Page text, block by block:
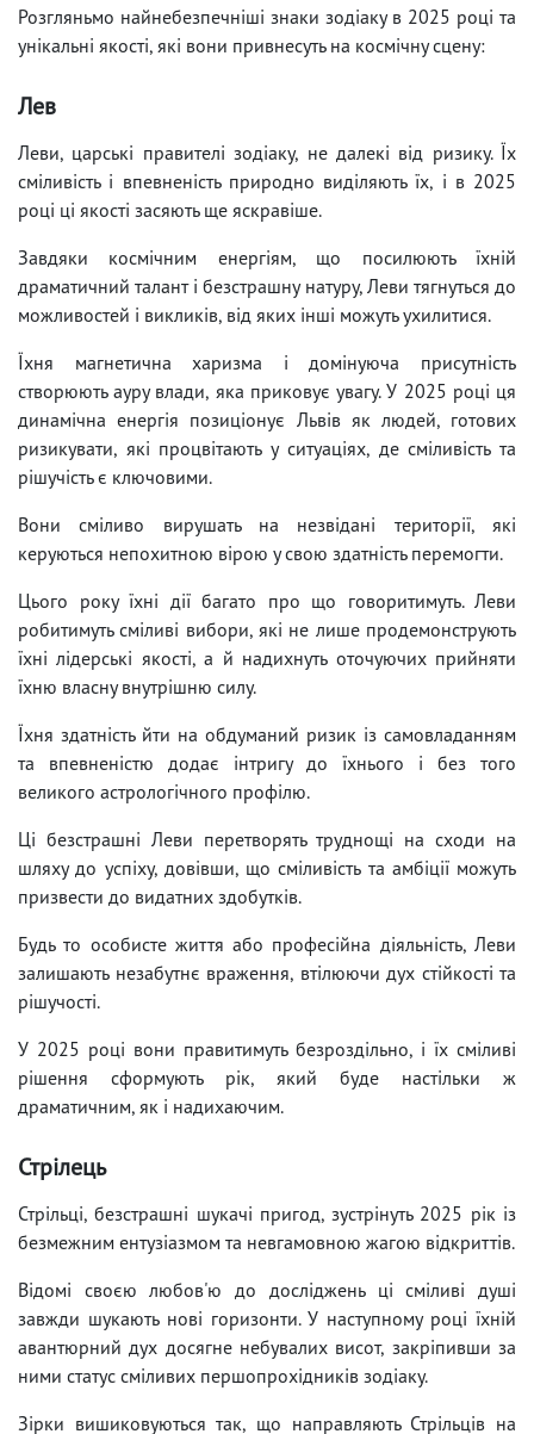
Розгляньмо найнебезпечніші знаки зодіаку в 2025 році та
унікальні якості, які вони привнесуть на космічну сцену:
Лев
Леви, царські правителі зодіаку, не далекі від ризику. Їх
сміливість і впевненість природно виділяють їх, і в 2025
році ці якості засяють ще яскравіше.
Завдяки космічним енергіям, що посилюють їхній
драматичний талант і безстрашну натуру, Леви тягнуться до
можливостей і викликів, від яких інші можуть ухилитися.
Їхня магнетична харизма і домінуюча присутність
створюють ауру влади, яка приковує увагу. У 2025 році ця
динамічна енергія позиціонує Львів як людей, готових
ризикувати, які процвітають у ситуаціях, де сміливість та
рішучість є ключовими.
Вони сміливо вирушать на незвідані території, які
керуються непохитною вірою у свою здатність перемогти.
Цього року їхні дії багато про що говоритимуть. Леви
робитимуть сміливі вибори, які не лише продемонструють
їхні лідерські якості, а й надихнуть оточуючих прийняти
їхню власну внутрішню силу.
Їхня здатність йти на обдуманий ризик із самовладанням
та впевненістю додає інтригу до їхнього і без того
великого астрологічного профілю.
Ці безстрашні Леви перетворять труднощі на сходи на
шляху до успіху, довівши, що сміливість та амбіції можуть
призвести до видатних здобутків.
Будь то особисте життя або професійна діяльність, Леви
залишають незабутнє враження, втілюючи дух стійкості та
рішучості.
У 2025 році вони правитимуть безроздільно, і їх сміливі
рішення сформують рік, який буде настільки ж
драматичним, як і надихаючим.
Стрілець
Стрільці, безстрашні шукачі пригод, зустрінуть 2025 рік із
безмежним ентузіазмом та невгамовною жагою відкриттів.
Відомі своєю любов'ю до досліджень ці сміливі душі
завжди шукають нові горизонти. У наступному році їхній
авантюрний дух досягне небувалих висот, закріпивши за
ними статус сміливих першопрохідників зодіаку.
Зірки вишиковуються так, що направляють Стрільців на